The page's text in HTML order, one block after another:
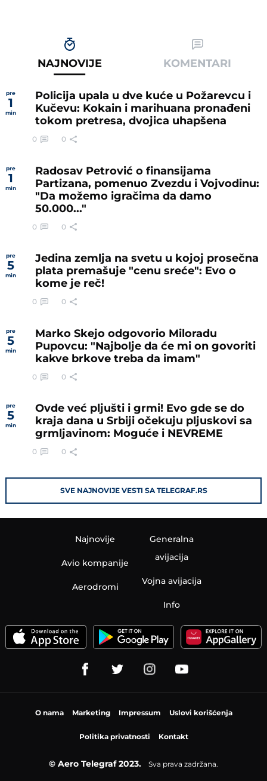
NAJNOVIJE KOMENTARI
pre
1
min
Policija upala u dve kuće u Požarevcu i
Kučevu: Kokain i marihuana pronađeni
tokom pretresa, dvojica uhapšena
0 0
pre
1
min
Radosav Petrović o finansijama
Partizana, pomenuo Zvezdu i Vojvodinu:
"Da možemo igračima da damo
50.000..."
0 0
pre
5
min
Jedina zemlja na svetu u kojoj prosečna
plata premašuje "cenu sreće": Evo o
kome je reč!
0 0
pre
5
min
Marko Skejo odgovorio Miloradu
Pupovcu: "Najbolje da će mi on govoriti
kakve brkove treba da imam"
0 0
pre
5
min
Ovde već pljušti i grmi! Evo gde se do
kraja dana u Srbiji očekuju pljuskovi sa
grmljavinom: Moguće i NEVREME
0 0
SVE NAJNOVIJE VESTI SA TELEGRAF.RS
Najnovije
Avio kompanije
Aerodromi
Generalna
avijacija
Vojna avijacija
Info
O nama Marketing Impressum Uslovi korišćenja
Politika privatnosti Kontakt
© Aero Telegraf 2023. Sva prava zadržana.